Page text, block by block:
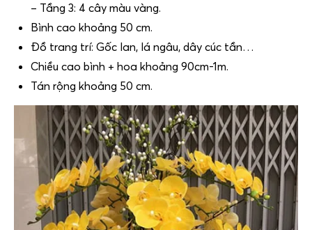
– Tầng 3: 4 cây màu vàng.
Bình cao khoảng 50 cm.
Đồ trang trí: Gốc lan, lá ngâu, dây cúc tần…
Chiều cao bình + hoa khoảng 90cm-1m.
Tán rộng khoảng 50 cm.